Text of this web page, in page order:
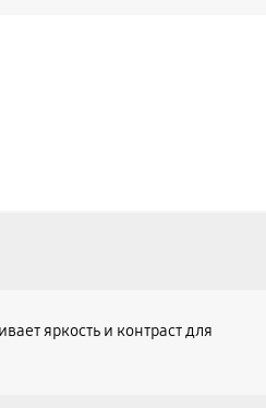
яркость и контраст для